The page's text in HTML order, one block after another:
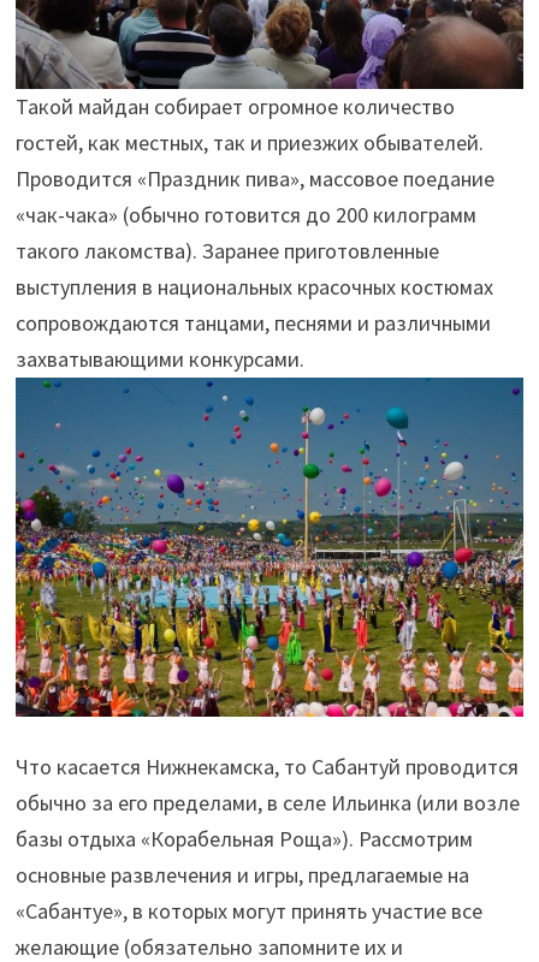
Такой майдан собирает огромное количество
гостей, как местных, так и приезжих обывателей.
Проводится «Праздник пива», массовое поедание
«чак-чака» (обычно готовится до 200 килограмм
такого лакомства). Заранее приготовленные
выступления в национальных красочных костюмах
сопровождаются танцами, песнями и различными
захватывающими конкурсами.
Что касается Нижнекамска, то Сабантуй проводится
обычно за его пределами, в селе Ильинка (или возле
базы отдыха «Корабельная Роща»). Рассмотрим
основные развлечения и игры, предлагаемые на
«Сабантуе», в которых могут принять участие все
желающие (обязательно запомните их и